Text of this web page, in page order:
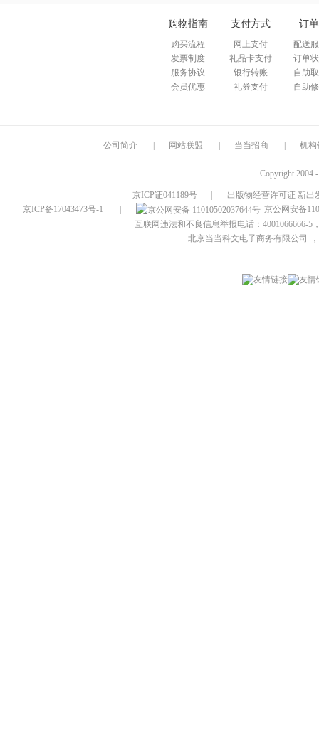
购物指南
购买流程
发票制度
服务协议
会员优惠
支付方式
网上支付
礼品卡支付
银行转账
礼券支付
订
配送
订单
自助
自助
公司简介 网站联盟 当当招商 机构
Copyright 2004
京ICP证041189号
出版物经营许可证 新出
京ICP备17043473号-1
京公网安备
互联网违法和不良信息举报电话：4001066666-5
北京当当科文电子商务有限公司